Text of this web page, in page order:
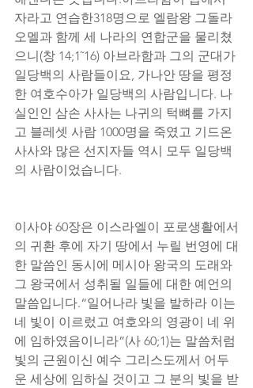
자라고 연습한318명으로 엘람왕 그돌라
오멜과 함께 세 나라의 연합군을 물리쳤
으니(창 14;1˜16) 아브라함과 그의 군대가
일당백의 사람들이요, 가나안 땅을 평정
한 여호수아가 일당백의 사람입니다. 나
실인인 삼손 사사는 나귀의 턱뼈를 가지
고 블레셋 사람 1000명을 죽였고 기드온
사사와 많은 선지자들 역시 모두 일당백
의 사람이었습니다.
이사야 60장은 이스라엘이 포로생활에서
의 귀환 후에 자기 땅에서 누릴 번영에 대
한 말씀인 동시에 메시아 왕국의 도래와
그 왕국에서 성취될 일들에 대한 예언의
말씀입니다.“일어나라 빛을 발하라 이는
네 빛이 이르렀고 여호와의 영광이 네 위
에 임하였음이니라”(사 60;1)는 말씀처럼
빛의 근원이신 예수 그리스도께서 어두
운 세상에 임하실 것이고 그 분의 빛을 받